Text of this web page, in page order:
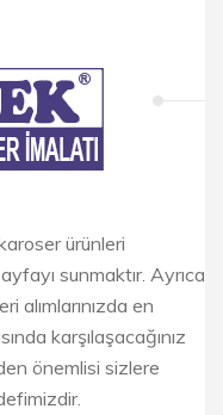
ürünleri
sunmaktır. Ayrıca
alımlarınızda en
karşılaşacağınız
önemlisi sizlere